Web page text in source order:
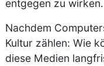
entgegen zu wirken.
Nachdem
Kultur zählen: Wie
diese Medien